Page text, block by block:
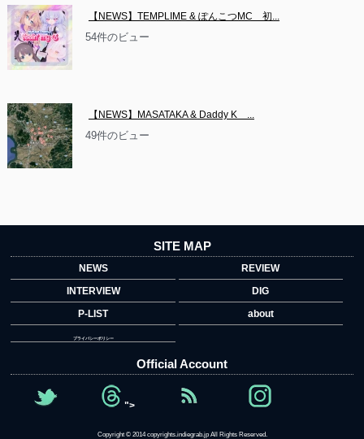
【NEWS】TEMPLIME & ぽんこつMC　初...
54件のビュー
【NEWS】MASATAKA & Daddy K　...
49件のビュー
SITE MAP
NEWS
REVIEW
INTERVIEW
DIG
P-LIST
about
プライバシーポリシー
Official Account
">
Copyright © 2014 copyrights.indiegrab.jp All Rights Reserved.